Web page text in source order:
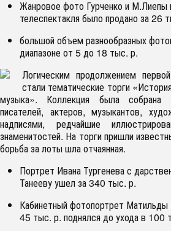
Жанровое фото Гурченко и М.Лиепы
телеспектакля было продано за 26
большой объем разнообразных
диапазоне от 5 до 18 тыс. р.
Логическим продолжением
стали тематические торги
музыка». Коллекция была собрана
писателей, актеров, музыкантов,
надписями, редчайшие
знаменитостей. На торги пришли
борьба за лоты шла отчаянная.
Портрет Ивана Тургенева с
Танееву ушел за 340 тыс. р.
Кабинетный фотопортрет
45 тыс. р. поднялся до ухода в 100